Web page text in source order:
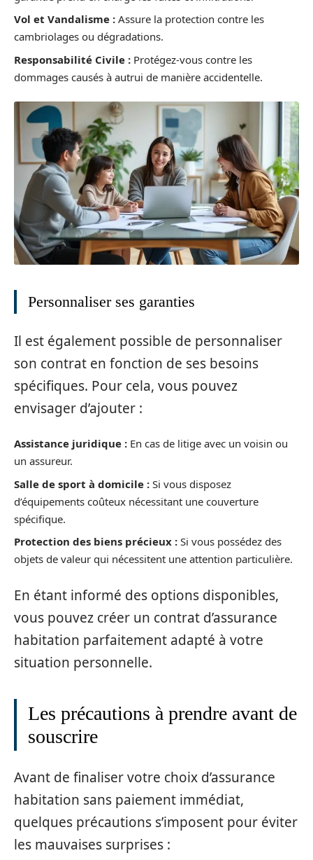
Vol et Vandalisme : Assure la protection contre les
cambriolages ou dégradations.
Responsabilité Civile : Protégez-vous contre les
dommages causés à autrui de manière accidentelle.
Personnaliser ses garanties
Il est également possible de personnaliser
son contrat en fonction de ses besoins
spécifiques. Pour cela, vous pouvez
envisager d’ajouter :
Assistance juridique : En cas de litige avec un voisin ou
un assureur.
Salle de sport à domicile : Si vous disposez
d’équipements coûteux nécessitant une couverture
spécifique.
Protection des biens précieux : Si vous possédez des
objets de valeur qui nécessitent une attention particulière.
En étant informé des options disponibles,
vous pouvez créer un contrat d’assurance
habitation parfaitement adapté à votre
situation personnelle.
Les précautions à prendre avant de
souscrire
Avant de finaliser votre choix d’assurance
habitation sans paiement immédiat,
quelques précautions s’imposent pour éviter
les mauvaises surprises :